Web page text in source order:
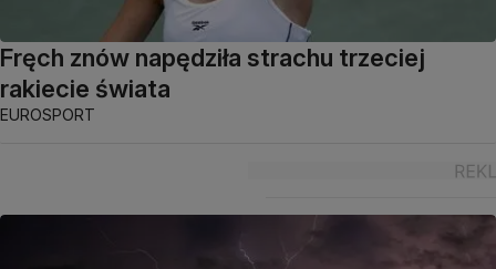
Fręch znów napędziła strachu trzeciej
rakiecie świata
EUROSPORT